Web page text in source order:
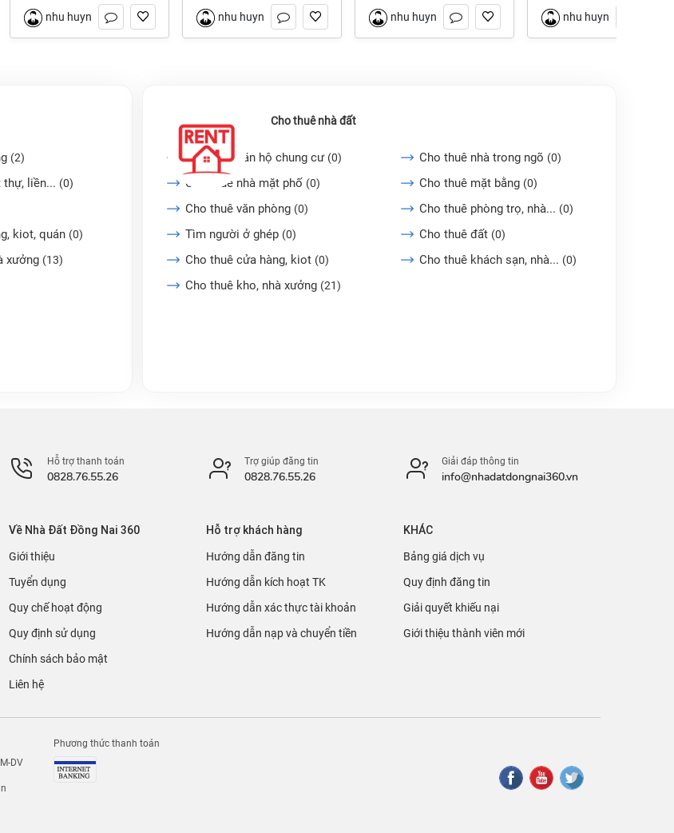
nhu huynh
nhu huynh
nhu huynh
nhu huynh
(2)
thự, liền... (0)
kiot, quán (0)
xưởng (13)
Cho thuê nhà đất
Cho thuê căn hộ chung cư (0) Cho thuê nhà trong ngõ (0)
Cho thuê nhà mặt phố (0) Cho thuê mặt bằng (0)
Cho thuê văn phòng (0) Cho thuê phòng trọ, nhà... (0)
Tìm người ở ghép (0) Cho thuê đất (0)
Cho thuê cửa hàng, kiot (0) Cho thuê khách sạn, nhà... (0)
Cho thuê kho, nhà xưởng (21)
Hỗ trợ thanh toán
0828.76.55.26
Trợ giúp đăng tin
0828.76.55.26
Giải đáp thông tin
info@nhadatdongnai360.vn
Về Nhà Đất Đồng Nai 360
Giới thiệu
Tuyển dụng
Quy chế hoạt động
Quy định sử dụng
Chính sách bảo mật
Liên hệ
Hỗ trợ khách hàng
Hướng dẫn đăng tin
Hướng dẫn kích hoạt TK
Hướng dẫn xác thực tài khoản
Hướng dẫn nạp và chuyển tiền
KHÁC
Bảng giá dịch vụ
Quy định đăng tin
Giải quyết khiếu nại
Giới thiệu thành viên mới
DV
Phương thức thanh toán